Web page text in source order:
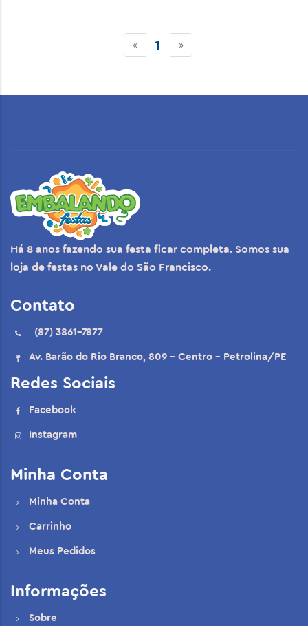
« 1 »
Há 8 anos fazendo sua festa ficar completa. Somos sua
loja de festas no Vale do São Francisco.
Contato
(87) 3861-7877
Av. Barão do Rio Branco, 809 - Centro - Petrolina/PE
Redes Sociais
Facebook
Instagram
Minha Conta
Minha Conta
Carrinho
Meus Pedidos
Informações
Sobre